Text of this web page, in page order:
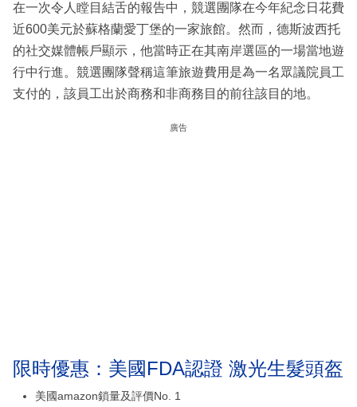
在一次令人瞠目結舌的報告中，競選團隊在今年紀念日花費
近600美元於蘇格蘭愛丁堡的一家旅館。然而，德斯波西托
的社交媒體帳戶顯示，他當時正在其南岸選區的一場當地遊
行中行進。競選團隊聲稱這筆旅遊費用是為一名眾議院員工
支付的，該員工出於商務和非商務目的前往該目的地。
廣告
限時優惠：美國FDA認證 激光生髮頭盔
美國amazon鎖量及評價No. 1